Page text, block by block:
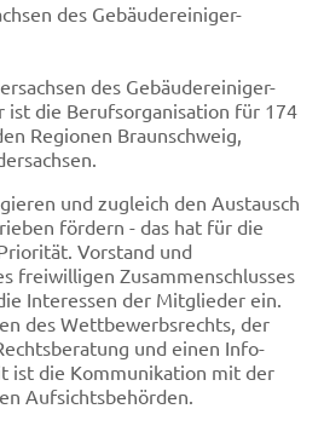
Gratis prøveperiode
des Gebäudereiniger-
des Gebäudereiniger-
ist die Berufsorganisation für 174
Regionen Braunschweig,
und zugleich den Austausch
fördern - das hat für die
Vorstand und
freiwilligen Zusammenschlusses
Interessen der Mitglieder ein.
des Wettbewerbsrechts, der
und einen Info-
ist die Kommunikation mit der
Aufsichtsbehörden.